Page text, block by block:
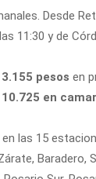
Desde
11:30 y de
3.155 pesos en
10.725 en
las 15
Baradero,